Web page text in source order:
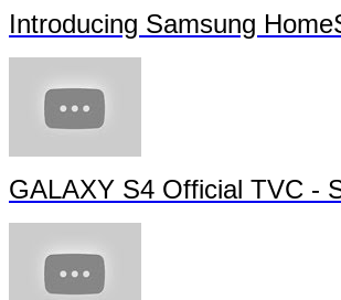
Introducing Samsung
GALAXY S4 Official TVC -